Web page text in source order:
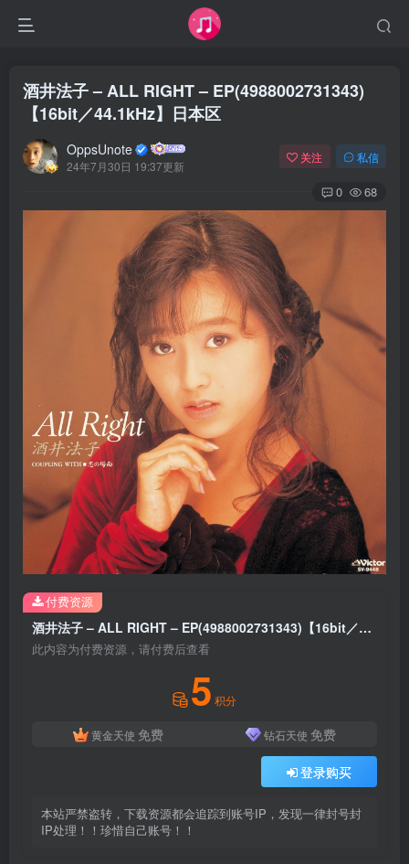
酒井法子 – ALL RIGHT – EP(4988002731343)
【16bit／44.1kHz】日本区
OppsUnote
24年7月30日 19:37更新
关注 私信
0 68
酒井法子 – ALL RIGHT – EP(4988002731343)【16bit／44.1kHz】日本区
此内容为付费资源，请付费后查看
5 积分
黄金天使 免费 钻石天使 免费
登录购买
本站严禁盗转，下载资源都会追踪到账号IP，发现一律封号封
IP处理！！珍惜自己账号！！
付费资源